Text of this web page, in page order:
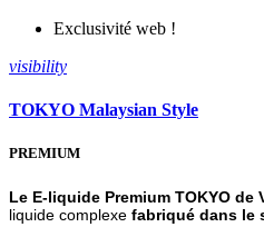
Exclusivité web !
visibility
TOKYO Malaysian Style
PREMIUM
Le E-liquide Premium TOKYO de
liquide complexe fabriqué dans le